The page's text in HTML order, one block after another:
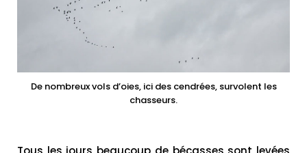
De nombreux vols d’oies, ici des cendrées, survolent les
chasseurs.